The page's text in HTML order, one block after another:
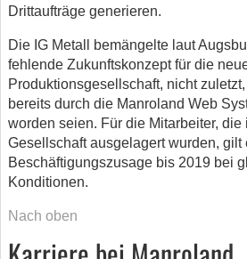
Drittaufträge generieren.
Die IG Metall bemängelte laut
fehlende Zukunftskonzept für die
Produktionsgesellschaft, nicht
bereits durch die Manroland Web
worden seien. Für die Mitarbeiter, die
Gesellschaft ausgelagert wurden, gilt
Beschäftigungszusage bis 2019 bei
Konditionen.
Nach oben